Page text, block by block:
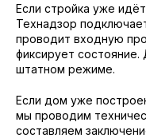
Если стройка уже
Технадзор
проводит входную
фиксирует
штатном режиме.
Если дом уже
мы проводим
составляем